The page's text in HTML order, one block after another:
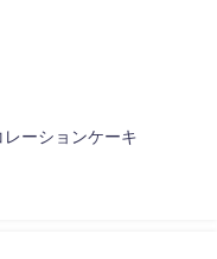
ーションケーキ